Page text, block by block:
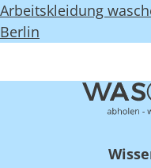
Arbeitskleidung
Berlin